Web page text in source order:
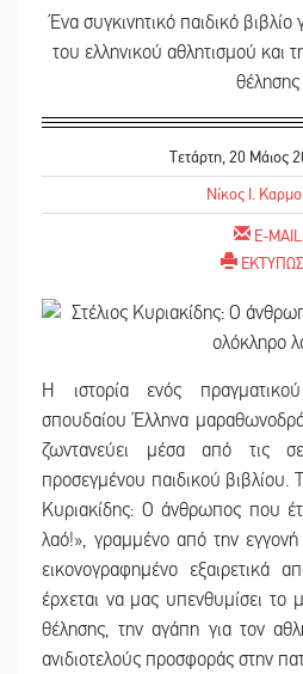
Ένα συγκινητικό παιδικό
του ελληνικού αθλητισμού και
θέλησης
Τετάρτη, 20 Μάιος
Νίκος Ι.
E-MAIL
Η ιστορία ενός
σπουδαίου Έλληνα
ζωντανεύει μέσα από τις
προσεγμένου παιδικού βιβλίου.
Κυριακίδης: Ο άνθρωπος που
λαό!», γραμμένο από την
εικονογραφημένο εξαιρετικά
έρχεται να μας υπενθυμίσει το
θέλησης, την αγάπη για τον
ανιδιοτελούς προσφοράς στην